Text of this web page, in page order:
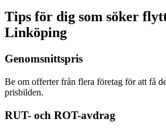
Tips för dig som söker
Linköping
Genomsnittspris
Be om offerter från flera företag för att få
prisbilden.
RUT- och ROT-avdrag